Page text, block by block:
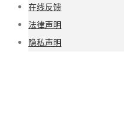
在线反馈
法律声明
隐私声明